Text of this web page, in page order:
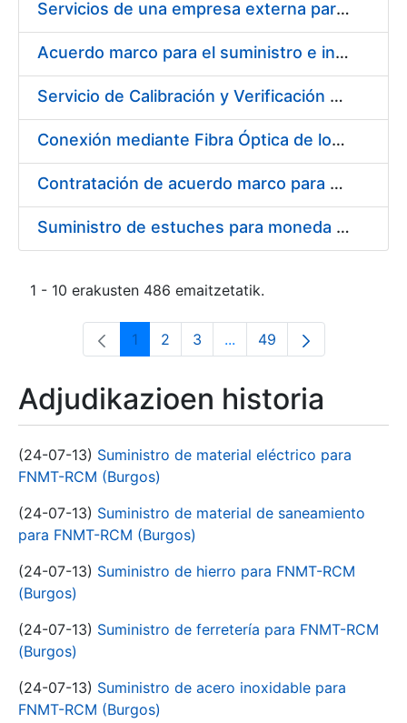
Servicios de una empresa externa para el asesoramiento y resolución de los recursos de alzada que se presentan relacionados con procesos de selección para la FNMT-RCM
Acuerdo marco para el suministro e instalación de persianas, estores y otros complementos
Servicio de Calibración y Verificación Externa de los Equipos de Medición del Servicio de Prevención de la FNMT-RCM
Conexión mediante Fibra Óptica de los Centros de Proceso de Datos (CPDs) de las sedes de la FNMT-RCM de Burgos y Madrid
Contratación de acuerdo marco para el Suministro de Material de Electricidad para la Fábrica Nacional de Moneda y Timbre-Real Casa de la Moneda en su centro de trabajo de Burgos
Suministro de estuches para moneda de 30 €
1 - 10 erakusten 486 emaitzetatik.
Orrialdea
1 Orrialdea
2 Orrialdea
3 ...Intermediate Pages Use
Orrialdea
49
Adjudikazioen historia
(24-07-13) Suministro de material eléctrico para
FNMT-RCM (Burgos)
(24-07-13) Suministro de material de saneamiento
para FNMT-RCM (Burgos)
(24-07-13) Suministro de hierro para FNMT-RCM
(Burgos)
(24-07-13) Suministro de ferretería para FNMT-RCM
(Burgos)
(24-07-13) Suministro de acero inoxidable para
FNMT-RCM (Burgos)